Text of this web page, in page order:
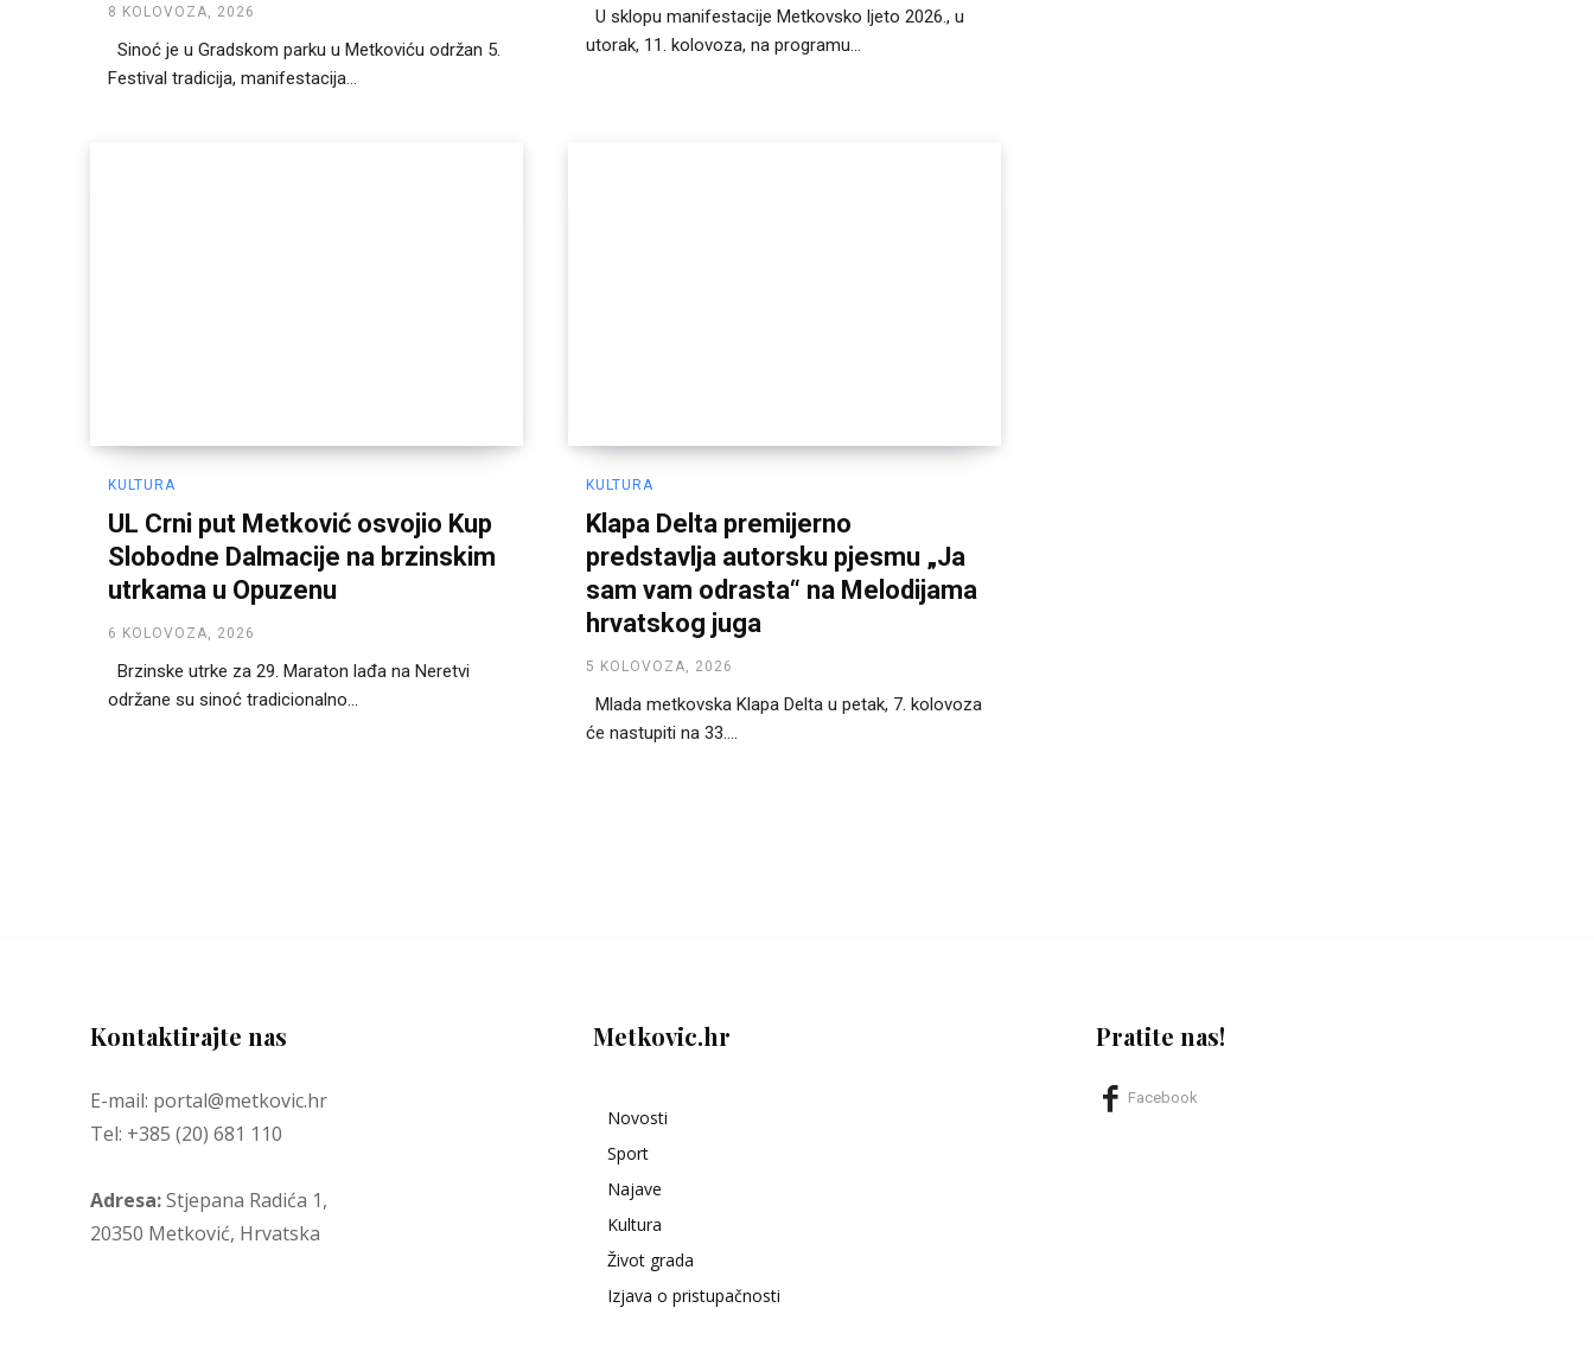
8 KOLOVOZA, 2026
Sinoć je u Gradskom parku u Metkoviću održan 5.
Festival tradicija, manifestacija...
utorak, 11. kolovoza, na programu...
KULTURA
UL Crni put Metković osvojio Kup
Slobodne Dalmacije na brzinskim
utrkama u Opuzenu
6 KOLOVOZA, 2026
Brzinske utrke za 29. Maraton lađa na Neretvi
održane su sinoć tradicionalno...
KULTURA
Klapa Delta premijerno
predstavlja autorsku pjesmu „Ja
sam vam odrasta“ na Melodijama
hrvatskog juga
5 KOLOVOZA, 2026
Mlada metkovska Klapa Delta u petak, 7. kolovoza
će nastupiti na 33....
Kontaktirajte nas
E-mail: portal@metkovic.hr
Tel: +385 (20) 681 110
Adresa:Stjepana Radića 1,
20350 Metković, Hrvatska
Metkovic.hr
Novosti
Sport
Najave
Kultura
Život grada
Izjava o pristupačnosti
Pratite nas!
Facebook